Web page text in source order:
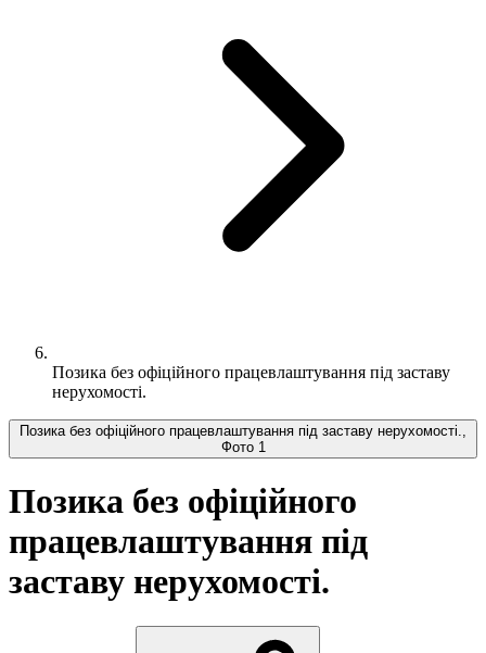
Позика без офіційного працевлаштування під заставу
нерухомості.
Позика без офіційного працевлаштування під заставу нерухомості.,
Фото 1
Позика без офіційного
працевлаштування під
заставу нерухомості.